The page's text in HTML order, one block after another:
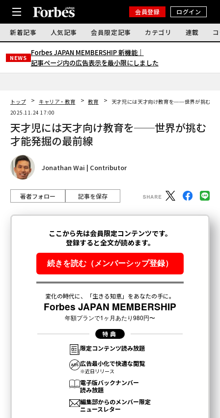
会員登録 ログイン
新着記事 人気記事 会員限定記事 カテゴリ 連載
NEWS
Forbes JAPAN MEMBERSHIP 新機能｜
記事ページ内の広告表示を最小限にしました
トップ キャリア・教育 教育
天才児には天才向け教育を──世界が挑む才
2025.11.24 17:00
天才児には天才向け教育を──世界が挑む
才能発掘の最前線
Jonathan Wai | Contributor
著者フォロー 記事を保存